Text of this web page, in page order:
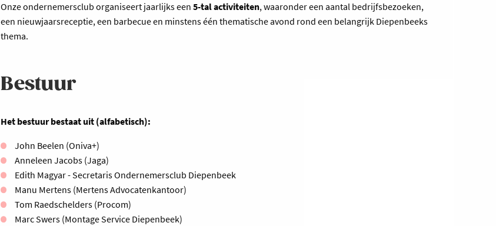
Onze ondernemersclub organiseert jaarlijks een 5-tal activiteiten, waaronder een aantal bedrijfsbezoeken,
een nieuwjaarsreceptie, een barbecue en minstens één thematische avond rond een belangrijk Diepenbeeks
thema.
Bestuur
Het bestuur bestaat uit (alfabetisch):
John Beelen (Oniva+)
Anneleen Jacobs (Jaga)
Edith Magyar - Secretaris Ondernemersclub Diepenbeek
Manu Mertens (Mertens Advocatenkantoor)
Tom Raedschelders (Procom)
Marc Swers (Montage Service Diepenbeek)